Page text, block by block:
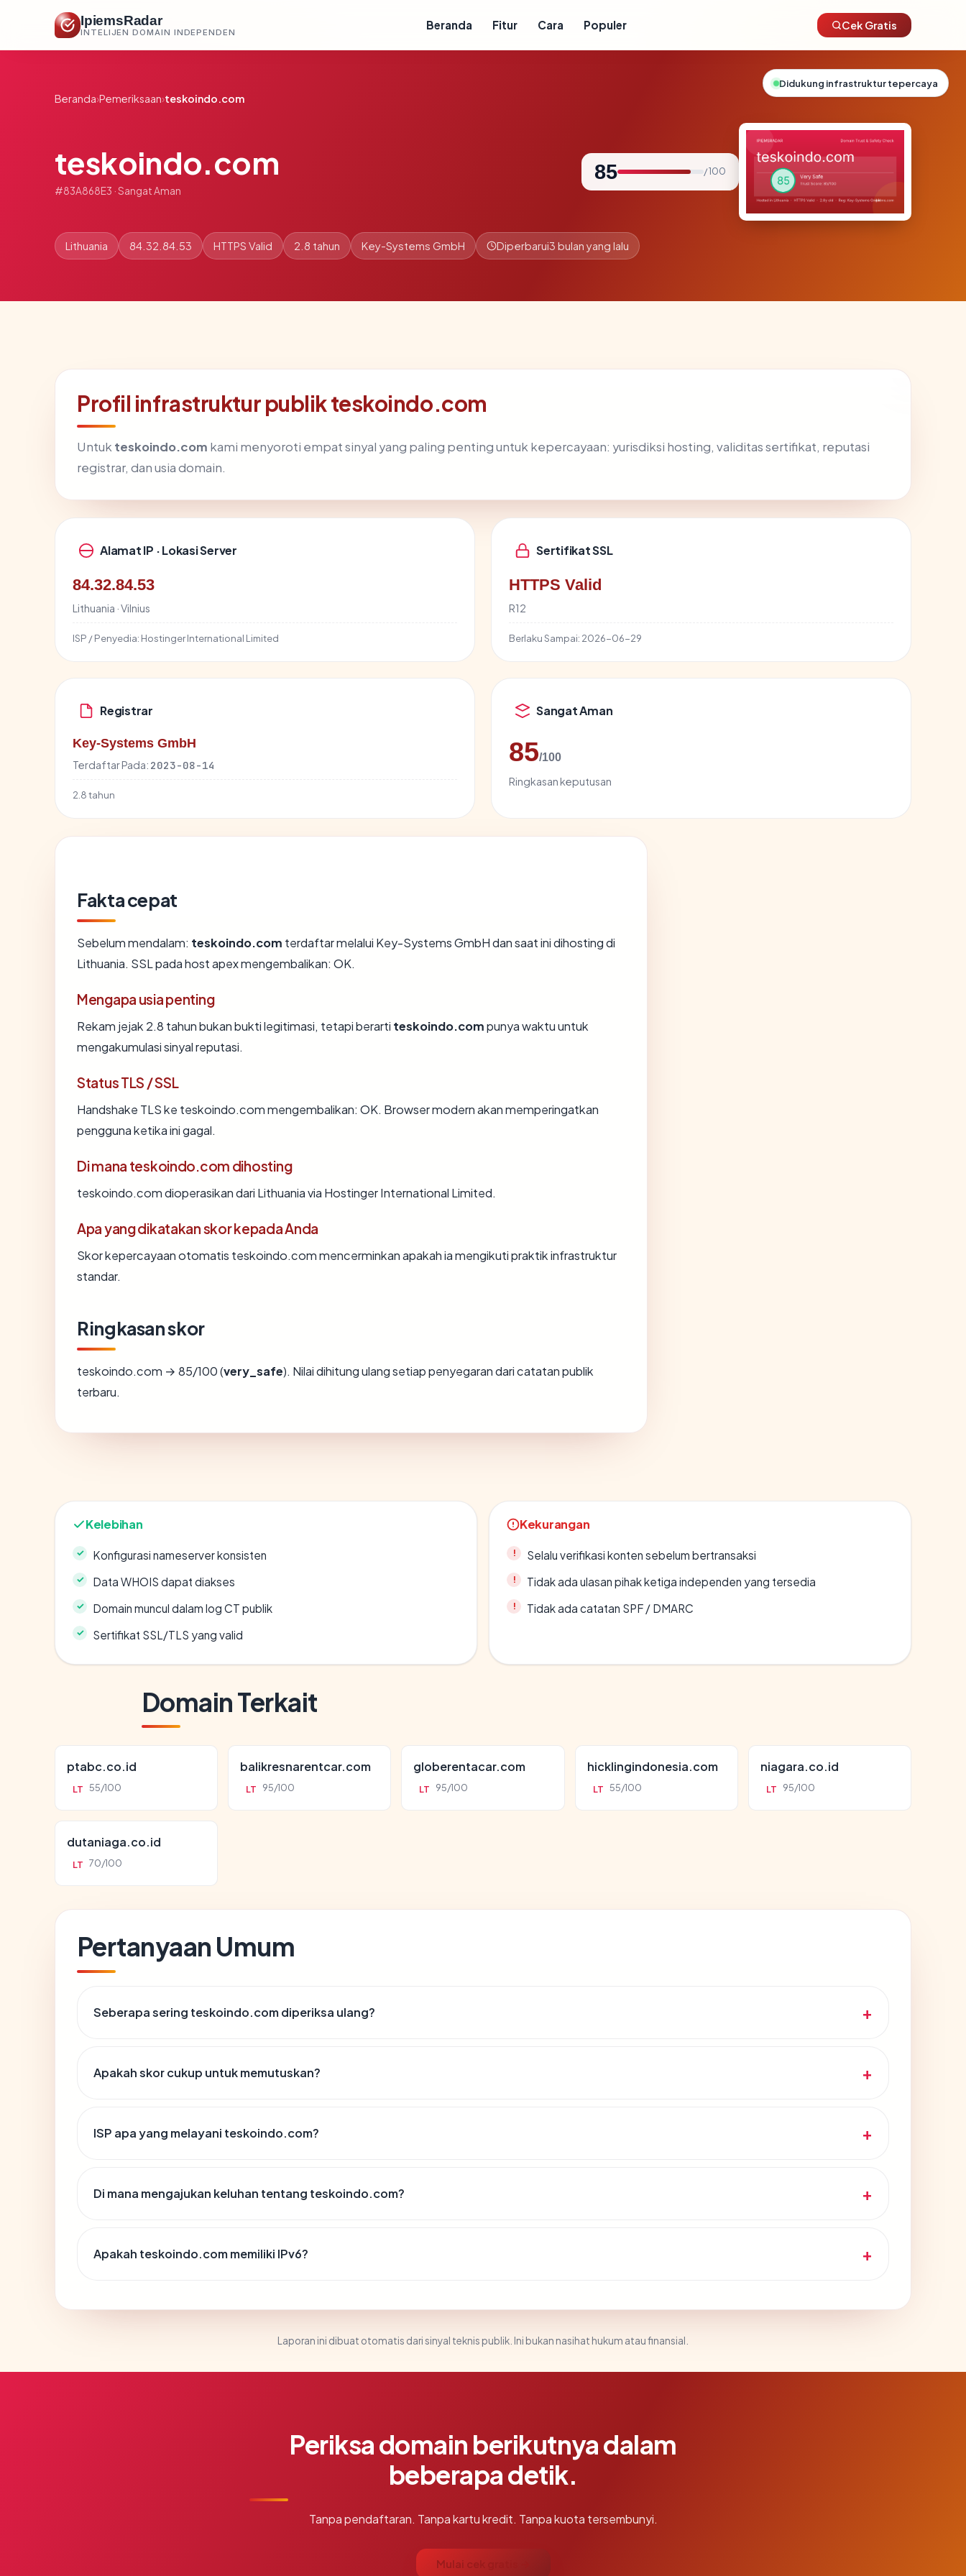
IpiemsRadar
INTELIJEN DOMAIN INDEPENDEN
Beranda Fitur Cara Populer Cek Gratis
Beranda›Pemeriksaan›teskoindo.com
teskoindo.com
#83A868E3 · Sangat Aman
85 / 100
Lithuania 84.32.84.53 HTTPS Valid 2.8 tahun Key-Systems GmbH Diperbarui3 bulan yang lalu
Profil infrastruktur publik teskoindo.com
Untuk teskoindo.com kami menyoroti empat sinyal yang paling penting untuk kepercayaan: yurisdiksi hosting, validitas sertifikat, reputasi
registrar, dan usia domain.
Alamat IP · Lokasi Server
84.32.84.53
Lithuania · Vilnius
ISP / Penyedia: Hostinger International Limited
Sertifikat SSL
HTTPS Valid
R12
Berlaku Sampai: 2026-06-29
Registrar
Key-Systems GmbH
Terdaftar Pada: 2023-08-14
2.8 tahun
Sangat Aman
85/100
Ringkasan keputusan
Fakta cepat
Sebelum mendalam: teskoindo.com terdaftar melalui Key-Systems GmbH dan saat ini dihosting di
Lithuania. SSL pada host apex mengembalikan: OK.
Mengapa usia penting
Rekam jejak 2.8 tahun bukan bukti legitimasi, tetapi berarti teskoindo.compunya waktu untuk
mengakumulasi sinyal reputasi.
Status TLS / SSL
Handshake TLS ke teskoindo.com mengembalikan: OK. Browser modern akan memperingatkan
pengguna ketika ini gagal.
Di mana teskoindo.com dihosting
teskoindo.com dioperasikan dari Lithuania via Hostinger International Limited.
Apa yang dikatakan skor kepada Anda
Skor kepercayaan otomatis teskoindo.com mencerminkan apakah ia mengikuti praktik infrastruktur
standar.
Ringkasan skor
teskoindo.com → 85/100 (very_safe). Nilai dihitung ulang setiap penyegaran dari catatan publik
terbaru.
Kelebihan
Konfigurasi nameserver konsisten
Data WHOIS dapat diakses
Domain muncul dalam log CT publik
Sertifikat SSL/TLS yang valid
Kekurangan
Selalu verifikasi konten sebelum bertransaksi
Tidak ada ulasan pihak ketiga independen yang tersedia
Tidak ada catatan SPF / DMARC
Domain Terkait
ptabc.co.id
LT 55/100
balikresnarentcar.com
LT 95/100
globerentacar.com
LT 95/100
hicklingindonesia.com
LT 55/100
niagara.co.id
LT 95/100
dutaniaga.co.id
LT 70/100
Pertanyaan Umum
Seberapa sering teskoindo.com diperiksa ulang?
Apakah skor cukup untuk memutuskan?
ISP apa yang melayani teskoindo.com?
Di mana mengajukan keluhan tentang teskoindo.com?
Apakah teskoindo.com memiliki IPv6?
Laporan ini dibuat otomatis dari sinyal teknis publik. Ini bukan nasihat hukum atau finansial.
Periksa domain berikutnya dalam
beberapa detik.
Tanpa pendaftaran. Tanpa kartu kredit. Tanpa kuota tersembunyi.
Mulai cek gratis →
Didukung infrastruktur tepercaya